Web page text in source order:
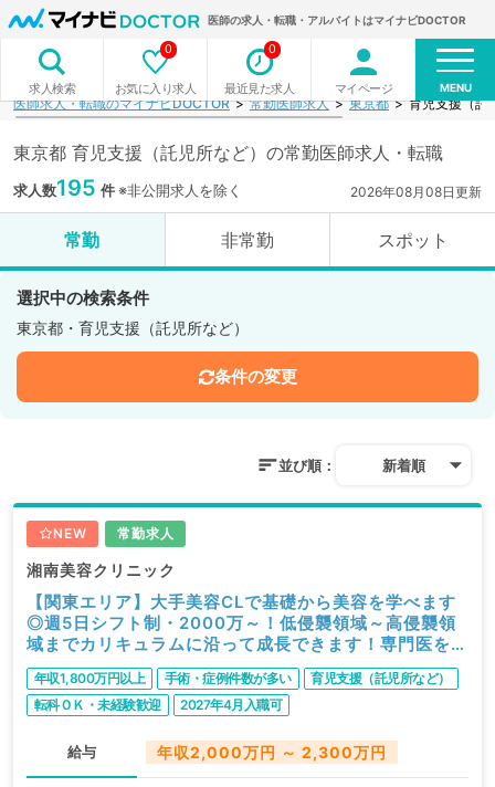
医師の求人・転職・アルバイトはマイナビDOCTOR
求人検索 お気に入り求人
0
最近見た求人
0
マイページ MENU
医師求人・転職のマイナビDOCTOR 常勤医師求人 東京都 育児支援（託
東京都 育児支援（託児所など）の常勤医師求人・転職
求人数195 件※非公開求人を除く 2026年08月08日更新
常勤 非常勤 スポット
選択中の検索条件
東京都・育児支援（託児所など）
条件の変更
並び順： 新着順
NEW 常勤求人
湘南美容クリニック
【関東エリア】大手美容CLで基礎から美容を学べます
◎週5日シフト制・2000万～！低侵襲領域～高侵襲領
域までカリキュラムに沿って成長できます！専門医をお
持ちの方なら2300万からスタート可（美容外科／常
勤）
年収1,800万円以上 手術・症例件数が多い
育児支援（託児所など）
転科ＯＫ・未経験歓迎
2027年4月入職可
給与 年収2,000万円 ～ 2,300万円